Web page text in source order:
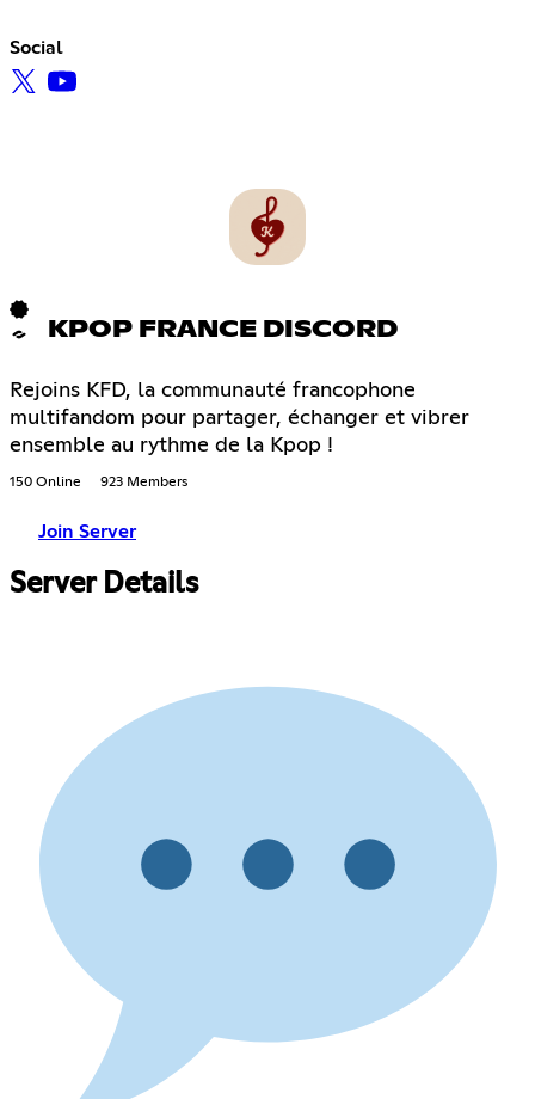
Social
KPOP FRANCE DISCORD
Rejoins KFD, la communauté francophone
multifandom pour partager, échanger et vibrer
ensemble au rythme de la Kpop !
150 Online 923 Members
Join Server
Server Details